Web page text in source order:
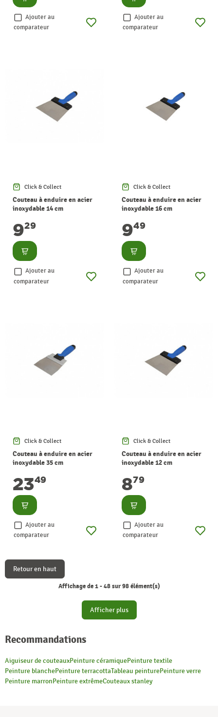
Ajouter au
comparateur
Ajouter au
comparateur
Click & Collect
Couteau à enduire en acier
inoxydable 14 cm
929
Consulter
Ajouter au
comparateur
Click & Collect
Couteau à enduire en acier
inoxydable 16 cm
949
Consulter
Ajouter au
comparateur
Click & Collect
Couteau à enduire en acier
inoxydable 35 cm
2349
Consulter
Ajouter au
comparateur
Click & Collect
Couteau à enduire en acier
inoxydable 12 cm
879
Consulter
Ajouter au
comparateur
Retour en haut
Affichage de 1 - 48 sur 98 élément(s)
Afficher plus
Recommandations
Aiguiseur de couteauxPeinture céramiquePeinture textile
Peinture blanchePeinture terracottaTableau peinturePeinture verre
Peinture marronPeinture extrêmeCouteaux stanley